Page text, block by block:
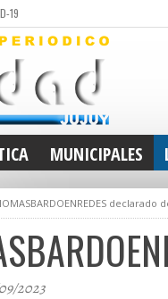
19
MUNICIPALES
declarado
2023